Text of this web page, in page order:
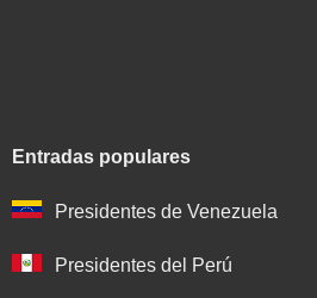
Entradas populares
Presidentes de Venezuela
Presidentes del Perú